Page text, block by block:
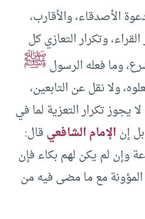
الأصدقاء، والأقارب،
وتكرار التعازي كل
وما فعله الرسولﷺ
ولا نقل عن التابعين،
يجوز تكرار التعزية لما في
إنالإمام الشافعيقال:
وإن لم يكن لهم بكاء فإن
مع ما مضى فيه من